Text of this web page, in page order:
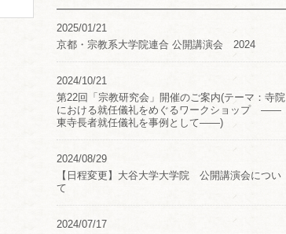
2025/01/21
京都・宗教系大学院連合 公開講演会 2024
2024/10/21
第22回「宗教研究会」開催のご案内(テーマ：寺院
における就任儀礼をめぐるワークショップ ――
東寺長者就任儀礼を事例として――)
2024/08/29
【日程変更】大谷大学大学院 公開講演会につい
て
2024/07/17